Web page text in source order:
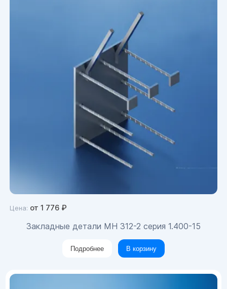
Цена: от1 776 ₽
Закладные детали МН 312-2 серия 1.400-15
Подробнее В корзину